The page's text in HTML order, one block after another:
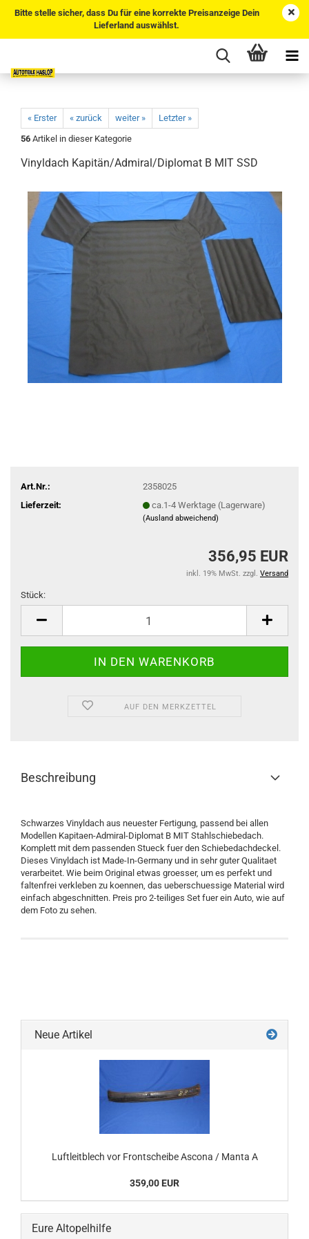
Bitte stelle sicher, dass Du für eine korrekte Preisanzeige Dein
Lieferland auswählst.
« Erster « zurück weiter »
Letzter »
56 Artikel in dieser Kategorie
Vinyldach Kapitän/Admiral/Diplomat B MIT SSD
Art.Nr.:
2358025
Lieferzeit:
ca.1-4 Werktage (Lagerware)
(Ausland abweichend)
356,95 EUR
inkl. 19% MwSt. zzgl. Versand
Stück:
AUF DEN MERKZETTEL
Beschreibung
Schwarzes Vinyldach aus neuester Fertigung, passend bei allen
Modellen Kapitaen-Admiral-Diplomat B MIT Stahlschiebedach.
Komplett mit dem passenden Stueck fuer den Schiebedachdeckel.
Dieses Vinyldach ist Made-In-Germany und in sehr guter Qualitaet
verarbeitet. Wie beim Original etwas groesser, um es perfekt und
faltenfrei verkleben zu koennen, das ueberschuessige Material wird
einfach abgeschnitten. Preis pro 2-teiliges Set fuer ein Auto, wie auf
dem Foto zu sehen.
Neue Artikel
Luftleitblech vor Frontscheibe Ascona / Manta A
359,00 EUR
Eure Altopelhilfe